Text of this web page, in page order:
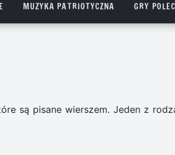
MUZYKA PATRIOTYCZNA GRY
są pisane wierszem. Jeden z